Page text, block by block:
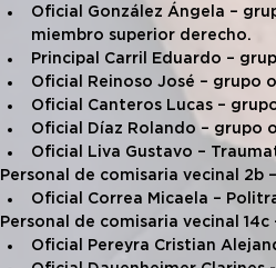
Oficial González Ángela –
miembro superior derecho.
Principal Carril Eduardo –
Oficial Reinoso José – grupo
Oficial Canteros Lucas –
Oficial Díaz Rolando – grupo
Oficial Liva Gustavo –
Personal de comisaria vecinal 2b
Oficial Correa Micaela –
Personal de comisaria vecinal
Oficial Pereyra Cristian